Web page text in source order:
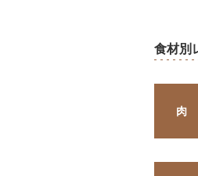
食材別
肉